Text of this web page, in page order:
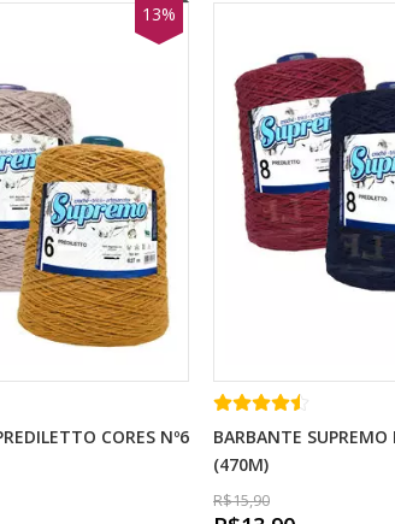
CORES Nº6
13%
BARBANTE SUPREMO
(470M)
R$15,90